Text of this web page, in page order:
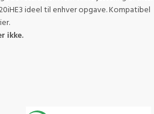
ideel til enhver opgave. Kompatibel
ikke.